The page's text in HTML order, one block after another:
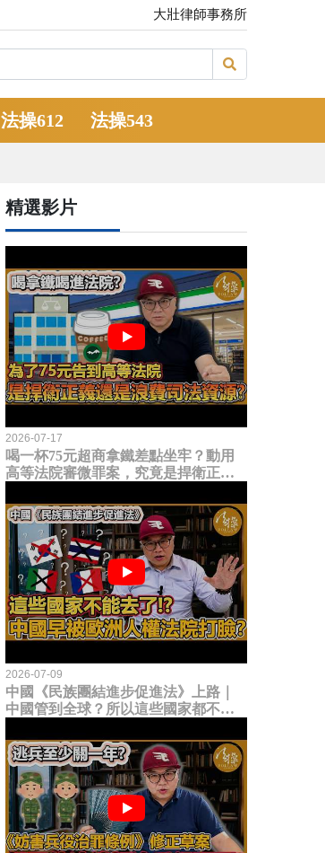
大壯律師事務所
法操612 法操543
精選影片
2026-07-17
喝一杯75元超商拿鐵差點坐牢？動用
高等法院審微罪案，究竟是捍衛正義
2026-07-09
中國《民族團結進步促進法》上路｜
中國管到全球？所以這些國家都不能
臉？